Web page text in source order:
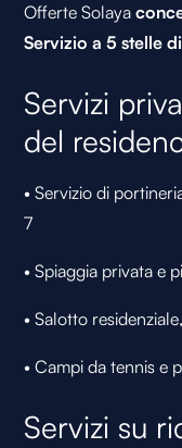
Offerte Solaya
Servizio a 5 stelle
Servizi
del
• Servizio di
7
• Spiaggia privata e
• Salotto
• Campi da tennis e
Servizi su